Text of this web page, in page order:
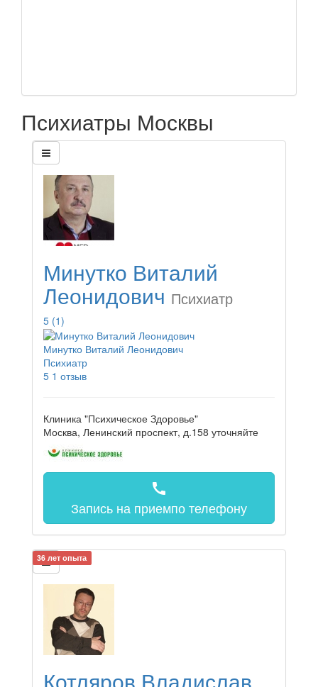
Психиатры Москвы
Минутко Виталий
Леонидович Психиатр
5 (1)
Минутко Виталий Леонидович
Психиатр
5 1 отзыв
Клиника "Психическое Здоровье"
Москва, Ленинский проспект, д.158 уточняйте
call
Запись на приемпо телефону
36 лет опыта